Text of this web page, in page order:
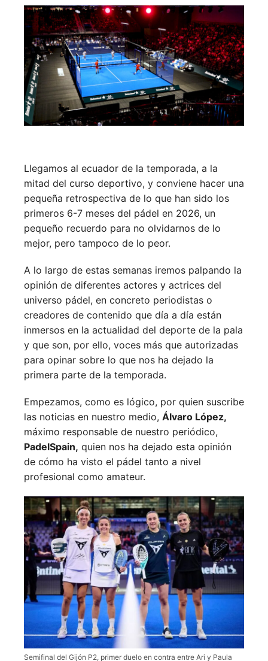
Llegamos al ecuador de la temporada, a la
mitad del curso deportivo, y conviene hacer una
pequeña retrospectiva de lo que han sido los
primeros 6-7 meses del pádel en 2026, un
pequeño recuerdo para no olvidarnos de lo
mejor, pero tampoco de lo peor.
A lo largo de estas semanas iremos palpando la
opinión de diferentes actores y actrices del
universo pádel, en concreto periodistas o
creadores de contenido que día a día están
inmersos en la actualidad del deporte de la pala
y que son, por ello, voces más que autorizadas
para opinar sobre lo que nos ha dejado la
primera parte de la temporada.
Empezamos, como es lógico, por quien suscribe
las noticias en nuestro medio, Álvaro López,
máximo responsable de nuestro periódico,
PadelSpain, quien nos ha dejado esta opinión
de cómo ha visto el pádel tanto a nivel
profesional como amateur.
Semifinal del Gijón P2, primer duelo en contra entre Ari y Paula